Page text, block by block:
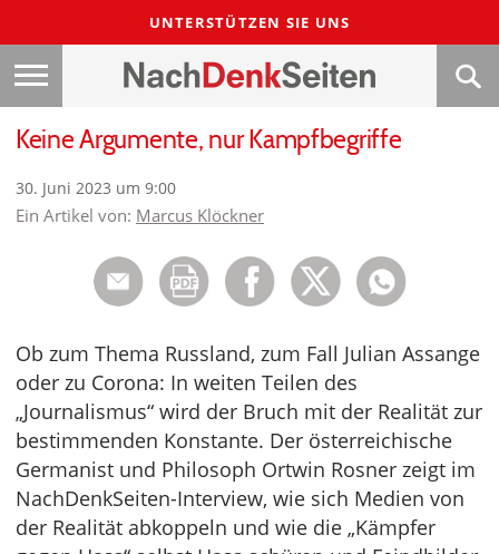
UNTERSTÜTZEN SIE UNS
Keine Argumente, nur Kampfbegriffe
30. Juni 2023 um 9:00
Ein Artikel von: Marcus Klöckner
Ob zum Thema Russland, zum Fall Julian Assange
oder zu Corona: In weiten Teilen des
„Journalismus“ wird der Bruch mit der Realität zur
bestimmenden Konstante. Der österreichische
Germanist und Philosoph Ortwin Rosner zeigt im
NachDenkSeiten-Interview, wie sich Medien von
der Realität abkoppeln und wie die „Kämpfer